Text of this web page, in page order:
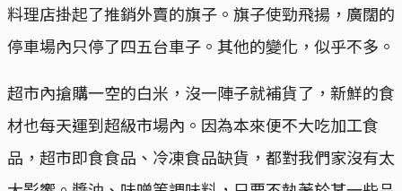
料理店掛起了推銷外賣的旗子。旗子使勁飛揚，廣闊的
停車場內只停了四五台車子。其他的變化，似乎不多。
超市內搶購一空的白米，沒一陣子就補貨了，新鮮的食
材也每天運到超級市場內。因為本來便不大吃加工食
品，超市即食食品、冷凍食品缺貨，都對我們家沒有太